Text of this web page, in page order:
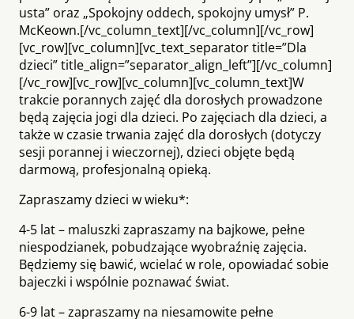
usta” oraz „Spokojny oddech, spokojny umysł” P.
McKeown.[/vc_column_text][/vc_column][/vc_row]
[vc_row][vc_column][vc_text_separator title=”Dla
dzieci” title_align=”separator_align_left”][/vc_column]
[/vc_row][vc_row][vc_column][vc_column_text]W
trakcie porannych zajęć dla dorosłych prowadzone
będą zajęcia jogi dla dzieci. Po zajęciach dla dzieci, a
także w czasie trwania zajęć dla dorosłych (dotyczy
sesji porannej i wieczornej), dzieci objęte będą
darmową, profesjonalną opieką.
Zapraszamy dzieci w wieku*:
4-5 lat – maluszki zapraszamy na bajkowe, pełne
niespodzianek, pobudzające wyobraźnię zajęcia.
Będziemy się bawić, wcielać w role, opowiadać sobie
bajeczki i wspólnie poznawać świat.
6-9 lat – zapraszamy na niesamowite pełne